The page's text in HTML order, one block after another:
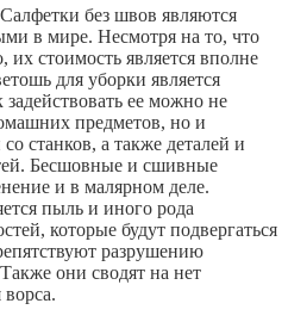
без швов являются
в мире. Несмотря на то, что
их стоимость является вполне
для уборки является
задействовать ее можно не
предметов, но и
станков, а также деталей и
Бесшовные и сшивные
и в малярном деле.
пыль и иного рода
которые будут подвергаться
разрушению
они сводят на нет
ворса.